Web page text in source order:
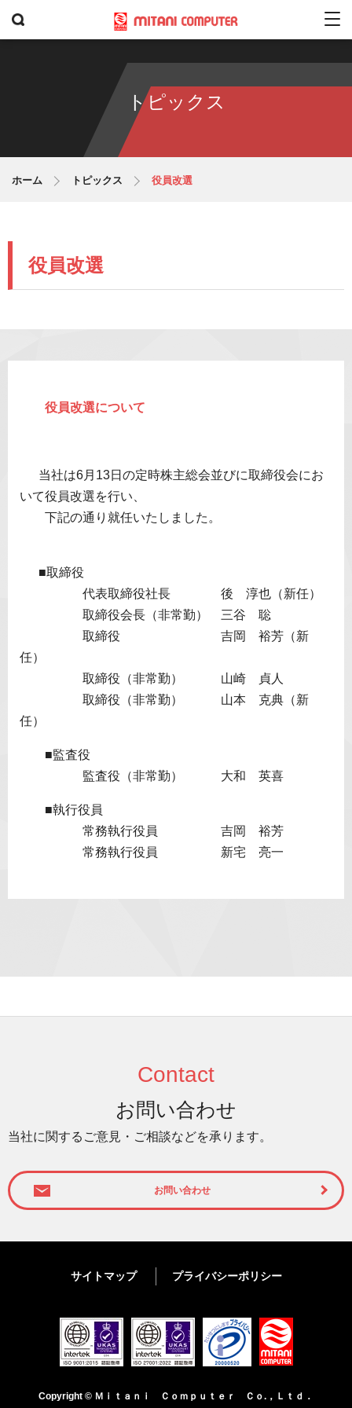
トピックス
ホーム トピックス 役員改選
役員改選
役員改選について
当社は6月13日の定時株主総会並びに取締役会にお
いて役員改選を行い、
下記の通り就任いたしました。
■取締役
代表取締役社長 後 淳也（新任）
取締役会長（非常勤） 三谷 聡
取締役 吉岡 裕芳（新
任）
取締役（非常勤） 山崎 貞人
取締役（非常勤） 山本 克典（新
任）
■監査役
監査役（非常勤） 大和 英喜
■執行役員
常務執行役員 吉岡 裕芳
常務執行役員 新宅 亮一
Contact
お問い合わせ
当社に関するご意見・ご相談などを承ります。
お問い合わせ
サイトマップ プライバシーポリシー
Copyright © Ｍｉｔａｎｉ Ｃｏｍｐｕｔｅｒ Ｃｏ.，Ｌｔｄ．